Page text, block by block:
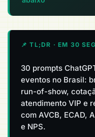
📌 TL;DR · EM 30
30 prompts
eventos no Brasil:
run-of-show,
atendimento VIP e
com AVCB, ECAD,
e NPS.